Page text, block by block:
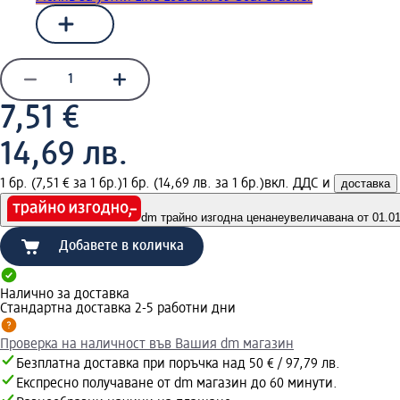
7,51 €
14,69 лв.
1 бр. (7,51 € за 1 бр.)1 бр. (14,69 лв. за 1 бр.)вкл. ДДС и доставка
dm трайно изгодна ценанеувеличавана от
Добавете в количка
Налично за доставка
Стандартна доставка 2-5 работни дни
Проверка на наличност във Вашия dm магазин
Безплатна доставка при поръчка над 50 € / 97,79 лв.
Експресно получаване от dm магазин до 60 минути.